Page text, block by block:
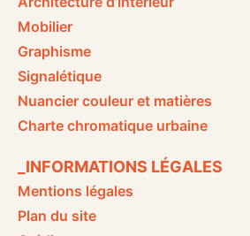
Mobilier
Graphisme
Signalétique
Nuancier couleur et matières
Charte chromatique urbaine
_INFORMATIONS LÉGALES
Mentions légales
Plan du site